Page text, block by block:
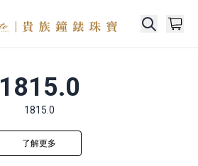
1815.0
1815.0
了解更多